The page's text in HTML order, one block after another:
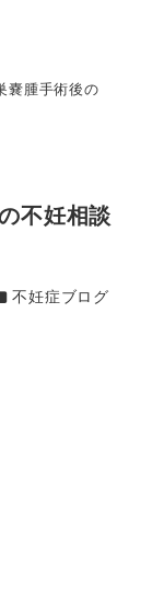
嚢腫手術後の
不妊相談
テゴリー
不妊症ブログ